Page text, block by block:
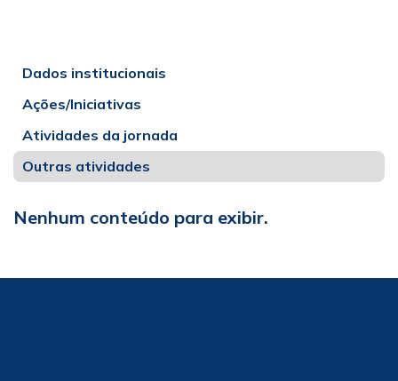
Dados institucionais
Ações/Iniciativas
Atividades da jornada
Outras atividades
Nenhum conteúdo para exibir.